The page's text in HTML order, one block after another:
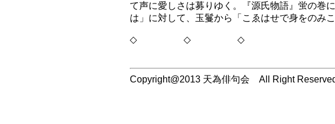
て声に愛しさは募りゆく。『源氏物語』蛍の巻
は」に対して、玉鬘から「こゑはせで身をのみ
◇ ◇ ◇
Copyright@2013 天為俳句会 All Right